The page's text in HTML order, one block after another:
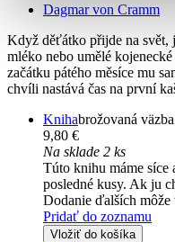
Dagmar von Cramm
Když děťátko přijde na svět,
mléko nebo umělé
začátku pátého měsíce mu
chvíli nastává čas na první
Knihabrožovaná väzba
9,80 €
Na sklade 2 ks
Túto knihu máme síce
posledné kusy. Ak ju
Dodanie ďalších
Pridať do zoznamu
Vložiť do košíka